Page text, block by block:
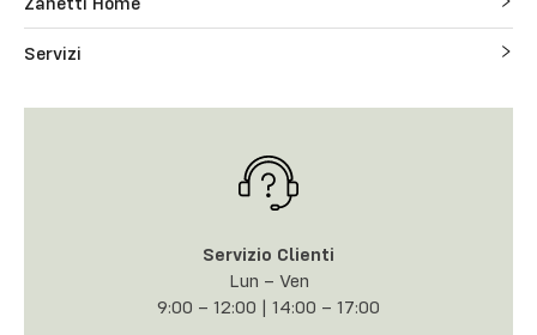
Servizi
Servizio Clienti
Lun – Ven
9:00 – 12:00 | 14:00 – 17:00